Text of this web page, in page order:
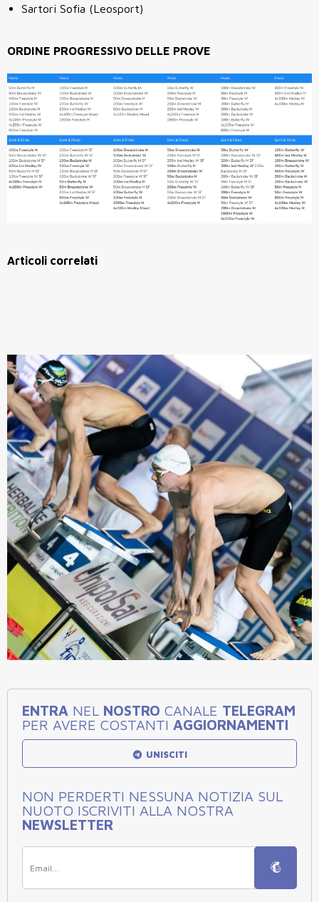
Sartori Sofia (Leosport)
ORDINE PROGRESSIVO DELLE PROVE
Articoli correlati
ENTRA NEL NOSTRO CANALE TELEGRAM
PER AVERE COSTANTI AGGIORNAMENTI
UNISCITI
NON PERDERTI NESSUNA NOTIZIA SUL
NUOTO ISCRIVITI ALLA NOSTRA
NEWSLETTER